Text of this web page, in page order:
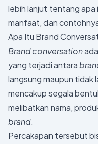
lebih lanjut tentang apa
manfaat, dan
Apa Itu Brand
Brand conversation
yang terjadi antara
langsung maupun tidak
mencakup segala
melibatkan nama,
brand.
Percakapan tersebut